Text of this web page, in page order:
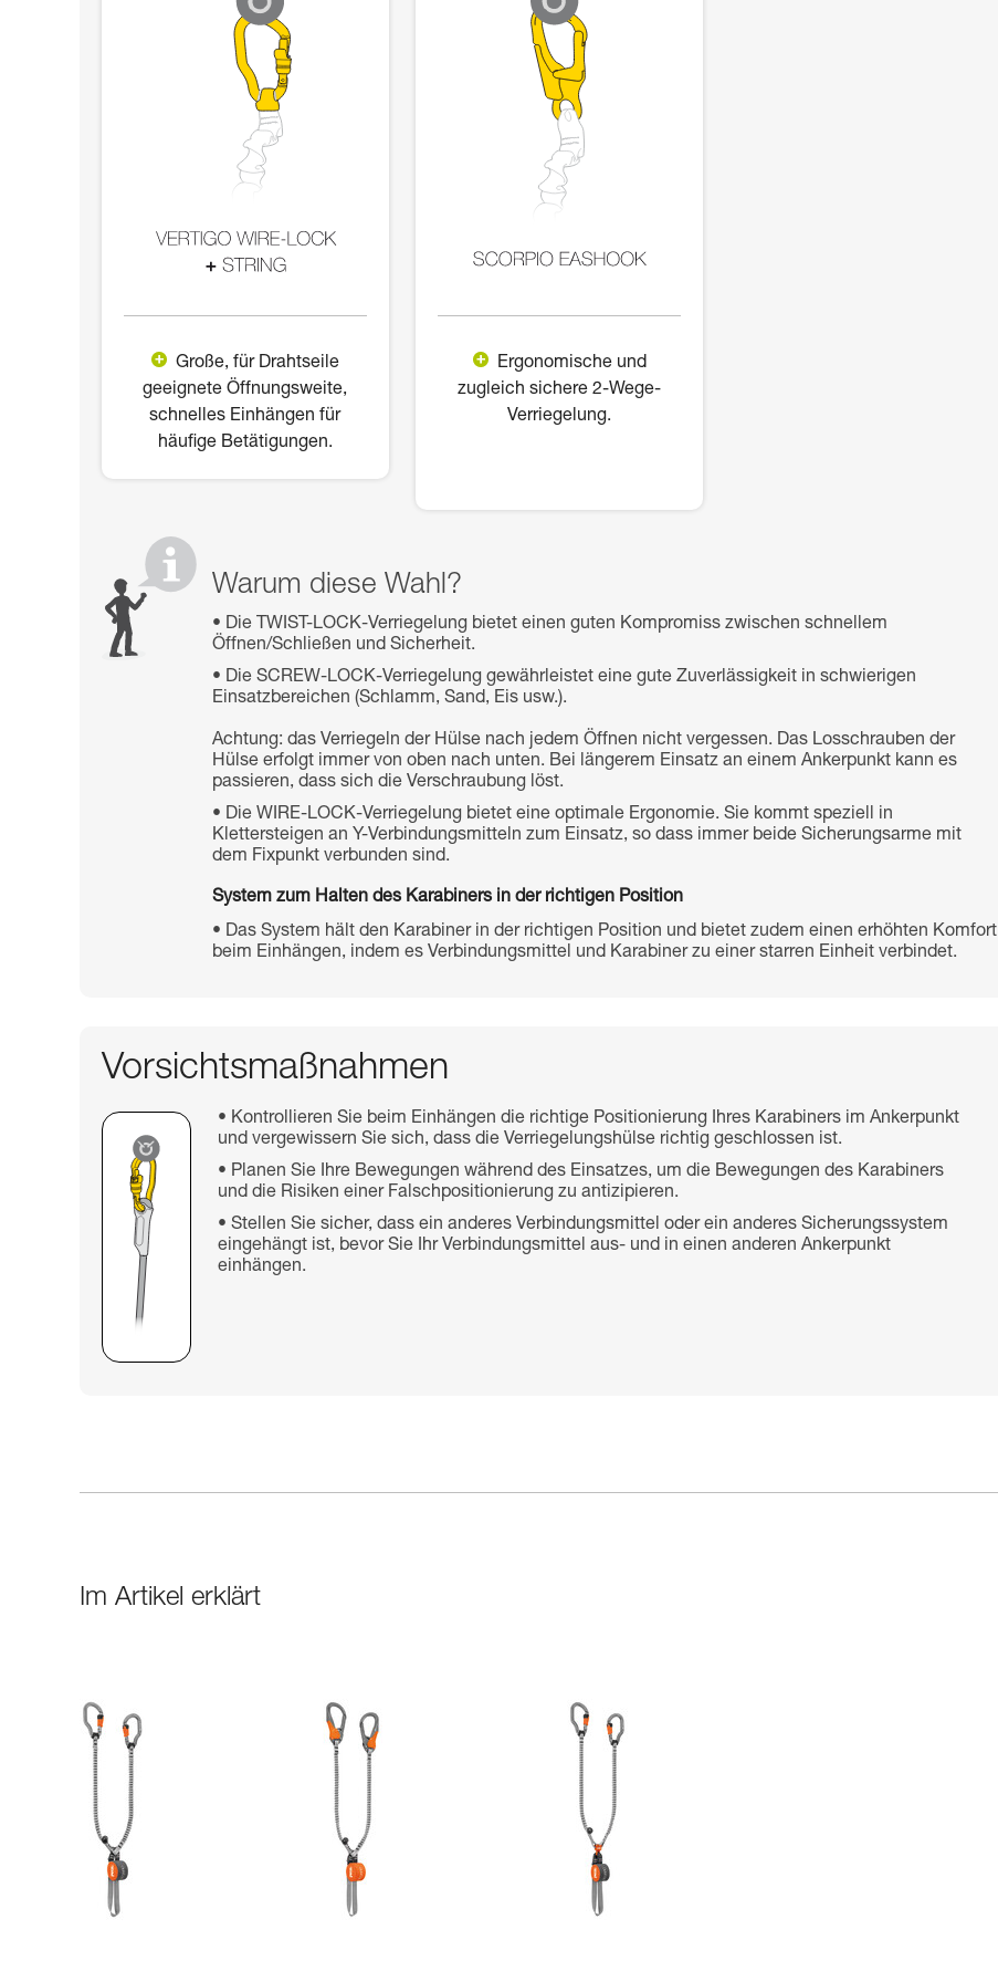
Große, für Drahtseile
geeignete Öffnungsweite,
schnelles Einhängen für
häufige Betätigungen.
Ergonomische und
zugleich sichere 2-Wege-
Verriegelung.
Warum diese Wahl?
Die TWIST-LOCK-Verriegelung bietet einen guten Kompromiss zwischen schnellem
Öffnen/Schließen und Sicherheit.
Die SCREW-LOCK-Verriegelung gewährleistet eine gute Zuverlässigkeit in schwierigen
Einsatzbereichen (Schlamm, Sand, Eis usw.).
Achtung: das Verriegeln der Hülse nach jedem Öffnen nicht vergessen. Das Losschrauben der
Hülse erfolgt immer von oben nach unten. Bei längerem Einsatz an einem Ankerpunkt kann es
passieren, dass sich die Verschraubung löst.
Die WIRE-LOCK-Verriegelung bietet eine optimale Ergonomie. Sie kommt speziell in
Klettersteigen an Y-Verbindungsmitteln zum Einsatz, so dass immer beide Sicherungsarme mit
dem Fixpunkt verbunden sind.
System zum Halten des Karabiners in der richtigen Position
Das System hält den Karabiner in der richtigen Position und bietet zudem einen erhöhten Komfort
beim Einhängen, indem es Verbindungsmittel und Karabiner zu einer starren Einheit verbindet.
Vorsichtsmaßnahmen
Kontrollieren Sie beim Einhängen die richtige Positionierung Ihres Karabiners im Ankerpunkt
und vergewissern Sie sich, dass die Verriegelungshülse richtig geschlossen ist.
Planen Sie Ihre Bewegungen während des Einsatzes, um die Bewegungen des Karabiners
und die Risiken einer Falschpositionierung zu antizipieren.
Stellen Sie sicher, dass ein anderes Verbindungsmittel oder ein anderes Sicherungssystem
eingehängt ist, bevor Sie Ihr Verbindungsmittel aus- und in einen anderen Ankerpunkt
einhängen.
Im Artikel erklärt